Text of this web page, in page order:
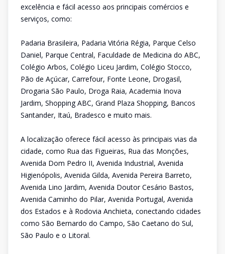
excelência e fácil acesso aos principais comércios e
serviços, como:
Padaria Brasileira, Padaria Vitória Régia, Parque Celso
Daniel, Parque Central, Faculdade de Medicina do ABC,
Colégio Arbos, Colégio Liceu Jardim, Colégio Stocco,
Pão de Açúcar, Carrefour, Fonte Leone, Drogasil,
Drogaria São Paulo, Droga Raia, Academia Inova
Jardim, Shopping ABC, Grand Plaza Shopping, Bancos
Santander, Itaú, Bradesco e muito mais.
A localização oferece fácil acesso às principais vias da
cidade, como Rua das Figueiras, Rua das Monções,
Avenida Dom Pedro II, Avenida Industrial, Avenida
Higienópolis, Avenida Gilda, Avenida Pereira Barreto,
Avenida Lino Jardim, Avenida Doutor Cesário Bastos,
Avenida Caminho do Pilar, Avenida Portugal, Avenida
dos Estados e à Rodovia Anchieta, conectando cidades
como São Bernardo do Campo, São Caetano do Sul,
São Paulo e o Litoral.